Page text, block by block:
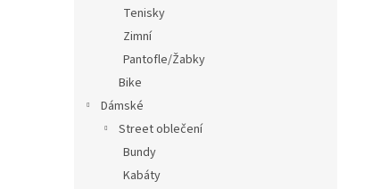
Tenisky
Zimní
Pantofle/Žabky
Bike
Dámské
Street oblečení
Bundy
Kabáty